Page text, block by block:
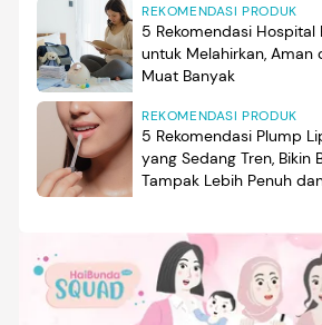
REKOMENDASI PRODUK
5 Rekomendasi Hospital
untuk Melahirkan, Aman
Muat Banyak
REKOMENDASI PRODUK
5 Rekomendasi Plump
yang Sedang Tren, Bikin
Tampak Lebih Penuh